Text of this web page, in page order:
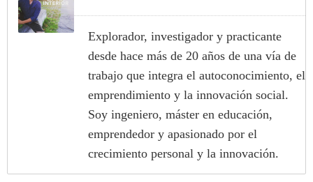
Explorador, investigador y practicante
desde hace más de 20 años de una vía de
trabajo que integra el autoconocimiento, el
emprendimiento y la innovación social.
Soy ingeniero, máster en educación,
emprendedor y apasionado por el
crecimiento personal y la innovación.